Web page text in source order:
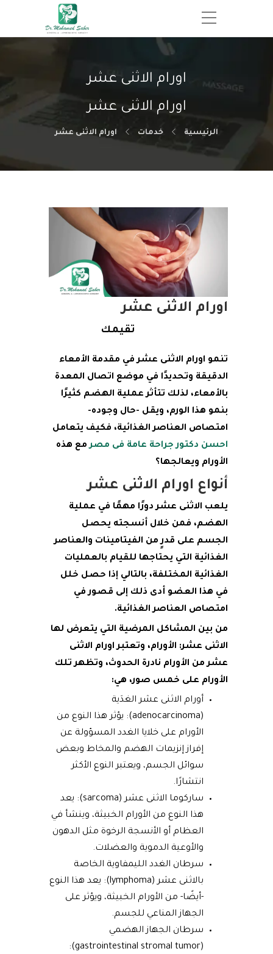
اورام الاثنى عشر
اورام الاثنى عشر
الرئيسية خدمات اورام الاثنى عشر
اورام الاثنى عشر
تقيمك
تنمو اورام الاثنى عشر في مقدمة الأمعاء
الدقيقة وتحديدًا في موضع اتصال المعدة
بالأمعاء، لذلك تتأثر عملية الهضم كثيرًا
بنمو هذا الورم، ويقل -حال وجوده-
امتصاص العناصر الغذائية، فكيف يتعامل
احسن دكتور جراحة عامة فى مصرمع هذه
الأورام ويعالجها؟
أنواع اورام الاثنى عشر
يلعب الاثنى عشر دورًا مهمًا في عملية
الهضم، فمن خلال أنسجته يحصل
الجسم على قدرٍ من الفيتامينات والعناصر
الغذائية التي يحتاجها للقيام بالعمليات
الغذائية المختلفة، بالتالي إذا حصل خلل
في هذا العضو أدى ذلك إلى قصور في
امتصاص العناصر الغذائية.
من بين المشاكل المرضية التي يتعرض لها
الاثنى عشر: الأورام، وتعتبر اورام الاثنى
عشر من الأورام نادرة الحدوث، وتظهر تلك
الأورام على خمس صور، هي:
أورام الاثنى عشر الغدَية
(adenocarcinoma): يؤثر هذا النوع من
الأورام على خلايا الغدد المسؤولة عن
إفراز إنزيمات الهضم والمخاط وبعض
سوائل الجسم، ويعتبر النوع الأكثر
انتشارًا.
ساركوما الاثنى عشر (sarcoma): يعد
هذا النوع من الأورام الخبيثة، وينشأ في
العظام أو الأنسجة الرخوة مثل الدهون
والأوعية الدموية والعضلات.
سرطان الغدد الليمفاوية الخاصة
بالاثنى عشر (lymphoma): يعد هذا النوع
-أيضًا- من الأورام الخبيثة، ويؤثر على
الجهاز المناعي للجسم.
سرطان الجهاز الهضمي
(gastrointestinal stromal tumor):